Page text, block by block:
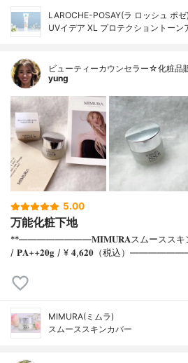
LAROCHE-POSAY(ラ ロッシュ ポゼ)
UVイデア XL プロテクショントーン
ビューティーカウンセラー☆化粧
yung
5.00
万能化粧下地
**⁡⁡⁡————————⁡𝐌𝐈𝐌𝐔𝐑𝐀スムーススキン
/ 𝐏𝐀++⁡𝟐𝟎𝐠 / ¥ 𝟒,𝟔𝟐𝟎（税込）⁡
MIMURA(ミムラ)
スムーススキンカバー